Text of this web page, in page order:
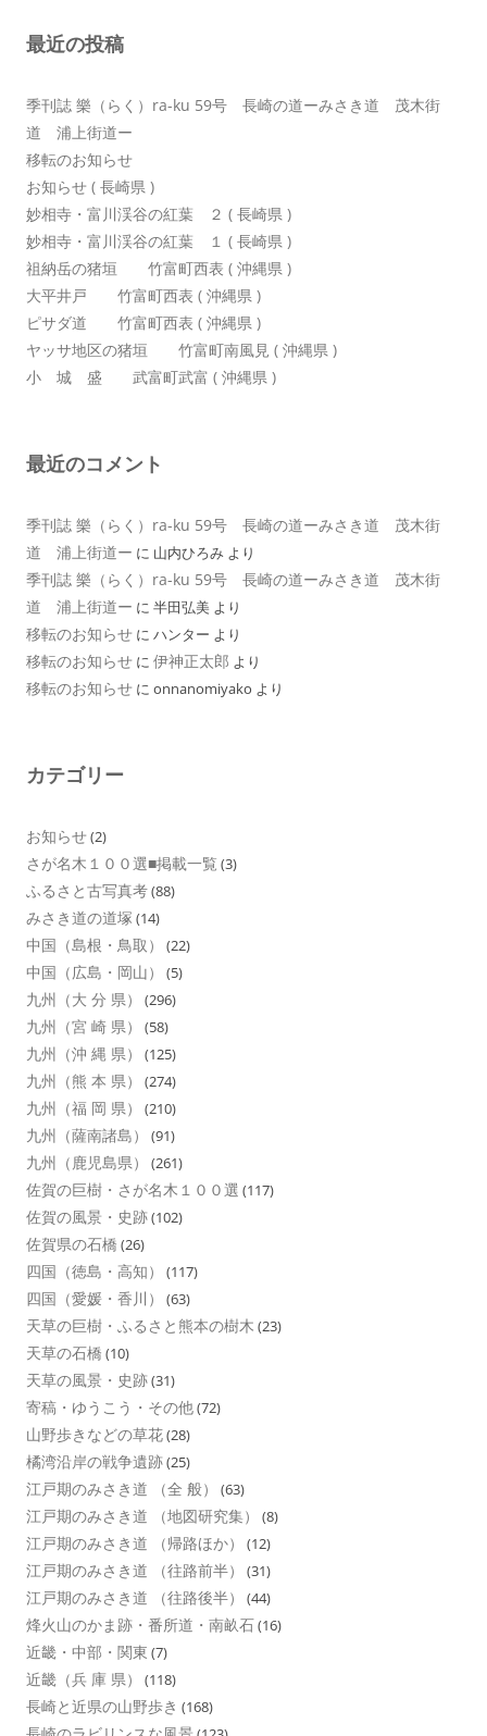
ョ
最近の投稿
季刊誌 樂（らく）ra-ku 59号 長崎の道ーみさき道 茂木街
道 浦上街道ー
移転のお知らせ
お知らせ ( 長崎県 )
妙相寺・富川渓谷の紅葉 ２ ( 長崎県 )
妙相寺・富川渓谷の紅葉 １ ( 長崎県 )
祖納岳の猪垣 竹富町西表 ( 沖縄県 )
大平井戸 竹富町西表 ( 沖縄県 )
ピサダ道 竹富町西表 ( 沖縄県 )
ヤッサ地区の猪垣 竹富町南風見 ( 沖縄県 )
小 城 盛 武富町武富 ( 沖縄県 )
最近のコメント
季刊誌 樂（らく）ra-ku 59号 長崎の道ーみさき道 茂木街
道 浦上街道ー に 山内ひろみ より
季刊誌 樂（らく）ra-ku 59号 長崎の道ーみさき道 茂木街
道 浦上街道ー に 半田弘美 より
移転のお知らせ に ハンター より
移転のお知らせ に 伊神正太郎 より
移転のお知らせ に onnanomiyako より
カテゴリー
お知らせ(2)
さが名木１００選■掲載一覧 (3)
ふるさと古写真考(88)
みさき道の道塚 (14)
中国（島根・鳥取） (22)
中国（広島・岡山） (5)
九州（大 分 県） (296)
九州（宮 崎 県） (58)
九州（沖 縄 県） (125)
九州（熊 本 県） (274)
九州（福 岡 県） (210)
九州（薩南諸島） (91)
九州（鹿児島県） (261)
佐賀の巨樹・さが名木１００選 (117)
佐賀の風景・史跡(102)
佐賀県の石橋 (26)
四国（徳島・高知） (117)
四国（愛媛・香川） (63)
天草の巨樹・ふるさと熊本の樹木 (23)
天草の石橋 (10)
天草の風景・史跡(31)
寄稿・ゆうこう・その他(72)
山野歩きなどの草花(28)
橘湾沿岸の戦争遺跡(25)
江戸期のみさき道 （全 般） (63)
江戸期のみさき道 （地図研究集） (8)
江戸期のみさき道 （帰路ほか） (12)
江戸期のみさき道 （往路前半） (31)
江戸期のみさき道 （往路後半） (44)
烽火山のかま跡・番所道・南畝石(16)
近畿・中部・関東 (7)
近畿（兵 庫 県） (118)
長崎と近県の山野歩き (168)